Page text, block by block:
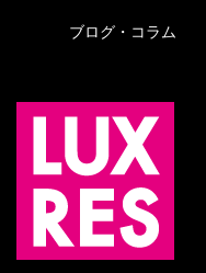
ブログ・コラム